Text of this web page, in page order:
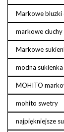
Markowe bluzki
markowe ciuchy
Markowe
modna
MOHITO
mohito swetry
najpiękniejsze